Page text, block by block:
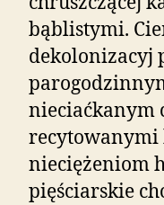
bąblistymi.
dekolonizacyj
nieciaćkanym
nieciężeniom
pięściarskie